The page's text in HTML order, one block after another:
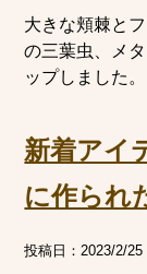
大きな頬棘と
の三葉虫、メ
ップしました
新着アイ
に作られ
投稿日：2023/2/25